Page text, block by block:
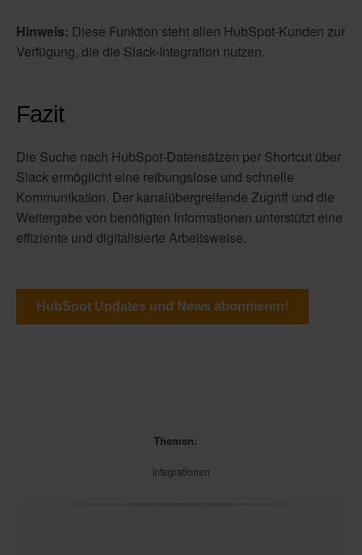
Hinweis: Diese Funktion steht allen HubSpot-Kunden zur
Verfügung, die die Slack-Integration nutzen.
Fazit
Die Suche nach HubSpot-Datensätzen per Shortcut über
Slack ermöglicht eine reibungslose und schnelle
Kommunikation. Der kanalübergreifende Zugriff und die
Weitergabe von benötigten Informationen unterstützt eine
effiziente und digitalisierte Arbeitsweise.
HubSpot Updates und News abonnieren!
Themen:
Integrationen